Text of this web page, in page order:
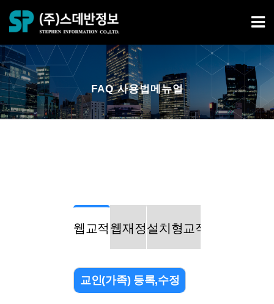
FAQ 사용법메뉴얼
웹교적 웹재정설치형교적
교인(가족) 등록,수정